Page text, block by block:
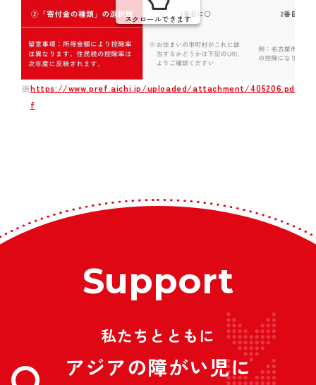
スクロールできます
https://www.pref.aichi.jp/uploaded/attachment/405206.pd
f
Support
私たちとともに
アジアの障がい児に